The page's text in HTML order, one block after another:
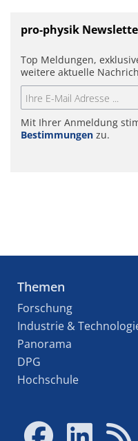
pro-physik
Top Meldungen,
weitere aktuelle
Mit Ihrer Anmeldung
Bestimmungen zu.
Themen
Forschung
Industrie &
Panorama
DPG
Hochschule